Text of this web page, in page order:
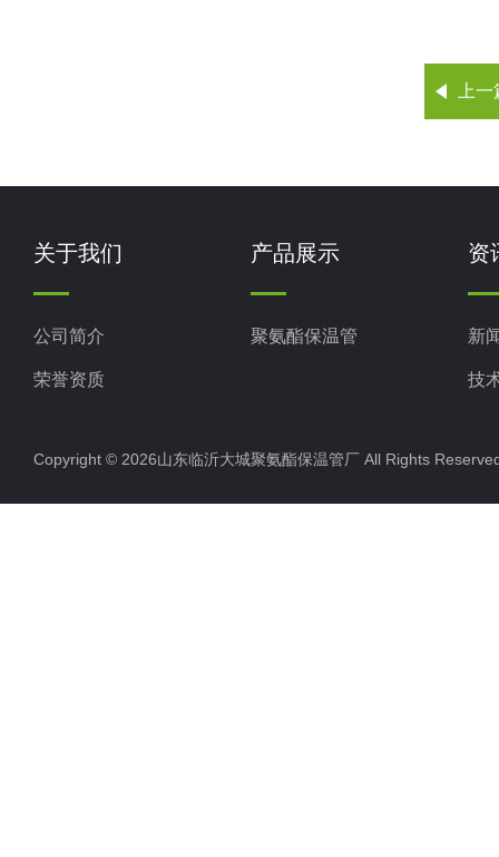
上
关于我们
公司简介
荣誉资质
产品展示
聚氨酯保温管
资
新
技
Copyright © 2026山东临沂大城聚氨酯保温管厂 All Rights